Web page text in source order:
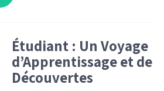
Étudiant : Un Voyage
d’Apprentissage et de
Découvertes